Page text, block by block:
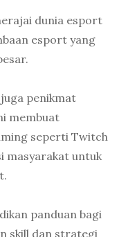
dunia esport
esport yang
penikmat
membuat
seperti Twitch
masyarakat untuk
panduan bagi
skill dan strategi